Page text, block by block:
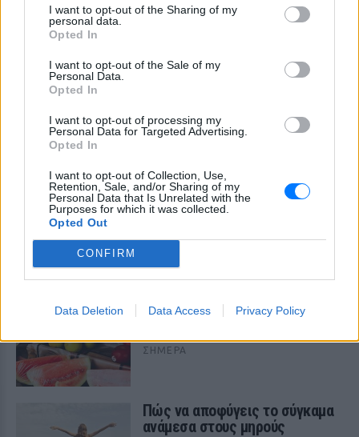
I want to opt-out of the Sharing of my
personal data.
Opted In
I want to opt-out of the Sale of my
Personal Data.
Opted In
I want to opt-out of processing my
Personal Data for Targeted Advertising.
Opted In
I want to opt-out of Collection, Use,
Retention, Sale, and/or Sharing of my
Personal Data that Is Unrelated with the
Purposes for which it was collected.
Opted Out
CONFIRM
Data Deletion Data Access Privacy Policy
ΔΕΙΤΕ ΕΠΙΣΗΣ
ΣΤΗΝ ΙΔΙΑ ΚΑΤΗΓΟΡΙΑ
διατηρηθούν εκτός ψυγείου το
ΣΉΜΕΡΑ
Πώς να αποφύγεις το σύγκαμα
ανάμεσα στους μηρούς